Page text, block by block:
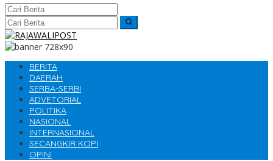
BERITA
DAERAH
SERBA-SERBI
ADVETORIAL
POLITIKA
NASIONAL
INTERNASIONAL
SECANGKIR KOPI
OPINI